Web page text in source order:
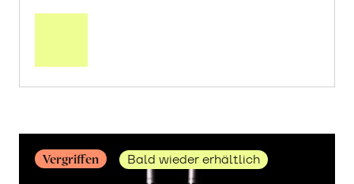
78%
Vergriffen Bald wieder erhältlich